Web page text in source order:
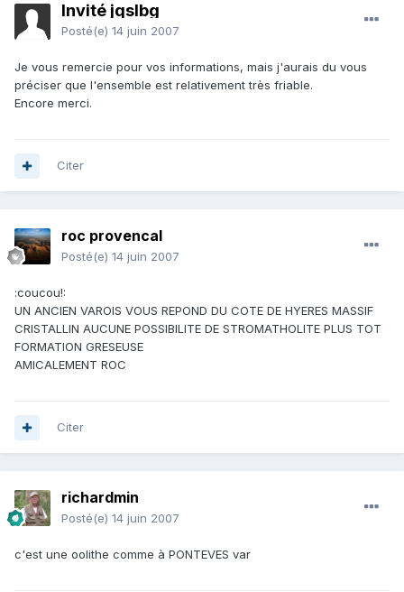
Invité jqslbg
Posté(e) 14 juin 2007
Je vous remercie pour vos informations, mais j'aurais du vous
préciser que l'ensemble est relativement très friable.
Encore merci.
Citer
roc provencal
Posté(e) 14 juin 2007
:coucou!:
UN ANCIEN VAROIS VOUS REPOND DU COTE DE HYERES MASSIF
CRISTALLIN AUCUNE POSSIBILITE DE STROMATHOLITE PLUS TOT
FORMATION GRESEUSE
AMICALEMENT ROC
Citer
richardmin
Posté(e) 14 juin 2007
c'est une oolithe comme à PONTEVES var